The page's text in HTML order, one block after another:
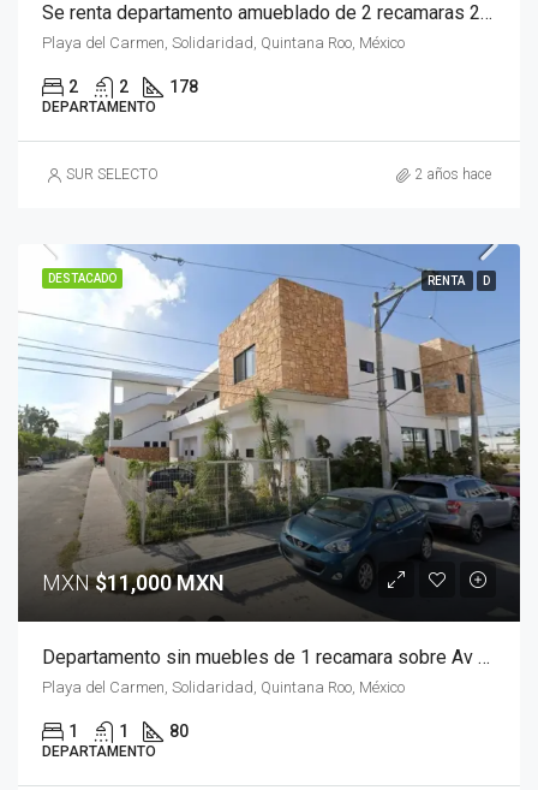
Se renta departamento amueblado de 2 recamaras 2 baños 178 m2 en El Cielo, Playa del Carmen
Playa del Carmen, Solidaridad, Quintana Roo, México
2 2 178
DEPARTAMENTO
SUR SELECTO 2 años hace
DESTACADO RENTA D
MXN$11,000 MXN
Departamento sin muebles de 1 recamara sobre Av Constituyentes, Playa del Carmen
Playa del Carmen, Solidaridad, Quintana Roo, México
1 1 80
DEPARTAMENTO